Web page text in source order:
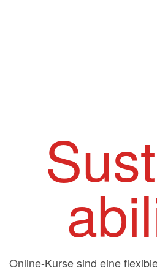
Online-Kurse sind eine